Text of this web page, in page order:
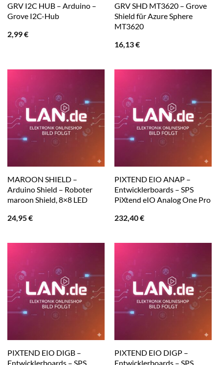
GRV I2C HUB – Arduino –
Grove I2C-Hub
2,99€
GRV SHD MT3620 – Grove
Shield für Azure Sphere
MT3620
16,13€
MAROON SHIELD –
Arduino Shield – Roboter
maroon Shield, 8×8 LED
24,95€
PIXTEND EIO ANAP –
Entwicklerboards – SPS
PiXtend eIO Analog One Pro
232,40€
PIXTEND EIO DIGB –
Entwicklerboards – SPS
PIXTEND EIO DIGP –
Entwicklerboards – SPS